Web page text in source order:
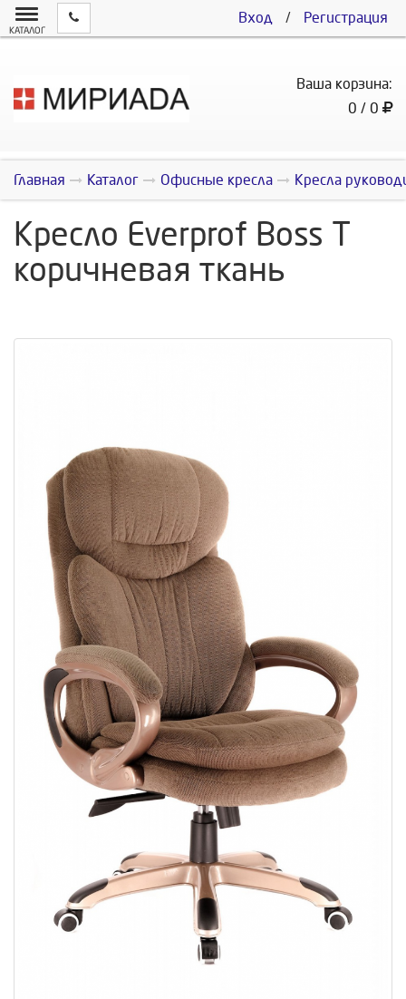
Вход / Регистрация
КАТАЛОГ
Ваша корзина:
0 / 0
Главная Каталог Офисные кресла Кресла
Кресло Everprof Boss Т
коричневая ткань